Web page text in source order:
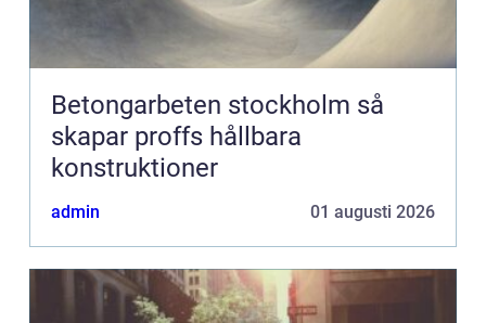
Betongarbeten stockholm så
skapar proffs hållbara
konstruktioner
admin 01 augusti 2026